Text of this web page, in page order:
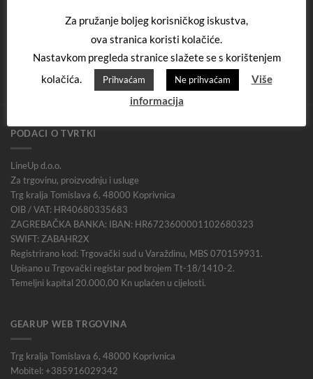
PODACI O TVRTKI
LineUp d.o.o.
Za trgovinu, proizvodnju i usluge
Trg kralja Tomislava 6, 48000 Koprivnica
OIB / VAT: HR40680335683
ZAGREBAČKA BANKA: IBAN: HR6723600001102680323
SWIFT: ZABAHR2X
Registrirano kod: Trgovački sud u Varaždinu, MBS 070159931.
Upisano u Trgovački registar pod brojem Tt-18/1410-2.
Temeljni kapital 20.000,00 Kn uplaćen u cijelosti.
GEARUP WEB TRGOVINA
Trg kralja Tomislava 6, 48000 Koprivnica
Mobitel: +385916029342
Za pružanje boljeg korisničkog iskustva,
ova stranica koristi kolačiće.
Nastavkom pregleda stranice slažete se s korištenjem
kolačića.
Prihvaćam Ne prihvaćam
Više
informacija